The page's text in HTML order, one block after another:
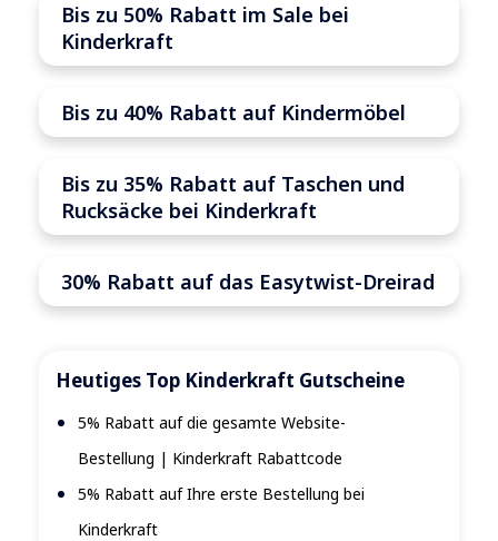
Heutiges Top Kinderkraft Gutscheine
5% Rabatt auf die gesamte Website-
Bestellung | Kinderkraft Rabattcode
5% Rabatt auf Ihre erste Bestellung bei
Kinderkraft
Bis zu 50% Rabatt im Sale bei
Kinderkraft
Bis zu 40% Rabatt auf Kindermöbel
Bis zu 35% Rabatt auf Taschen und
Rucksäcke bei Kinderkraft
30% Rabatt auf das Easytwist-Dreirad